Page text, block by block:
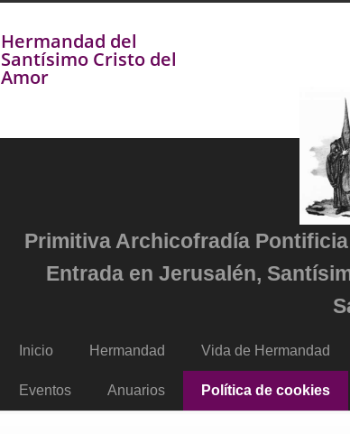
Hermandad del
Santísimo Cristo del
Amor
Primitiva Archicofradía
Entrada en Jerusalén,
Inicio Hermandad Vida de Hermandad
Eventos Anuarios Política de cookies